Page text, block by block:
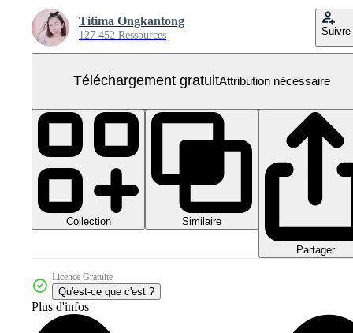
Titima Ongkantong
127 452 Ressources Suivre
Téléchargement gratuitAttribution nécessaire
Collection Similaire
Partager
Licence Gratuite
Qu'est-ce que c'est ?
Plus d'infos